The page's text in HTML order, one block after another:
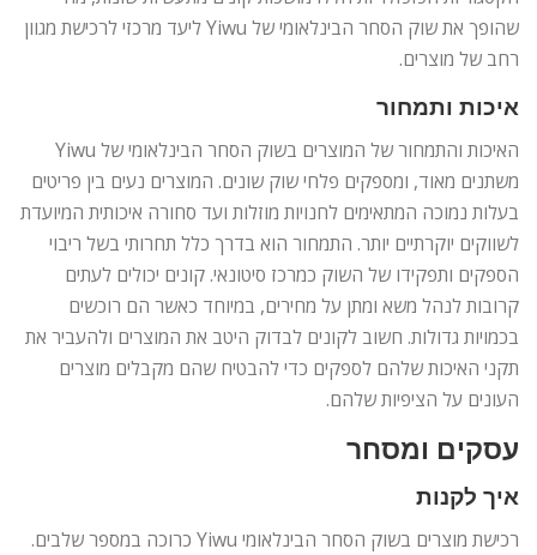
שהופך את שוק הסחר הבינלאומי של Yiwu ליעד מרכזי לרכישת מגוון
רחב של מוצרים.
איכות ותמחור
האיכות והתמחור של המוצרים בשוק הסחר הבינלאומי של Yiwu
משתנים מאוד, ומספקים פלחי שוק שונים. המוצרים נעים בין פריטים
בעלות נמוכה המתאימים לחנויות מוזלות ועד סחורה איכותית המיועדת
לשווקים יוקרתיים יותר. התמחור הוא בדרך כלל תחרותי בשל ריבוי
הספקים ותפקידו של השוק כמרכז סיטונאי. קונים יכולים לעתים
קרובות לנהל משא ומתן על מחירים, במיוחד כאשר הם רוכשים
בכמויות גדולות. חשוב לקונים לבדוק היטב את המוצרים ולהעביר את
תקני האיכות שלהם לספקים כדי להבטיח שהם מקבלים מוצרים
העונים על הציפיות שלהם.
עסקים ומסחר
איך לקנות
רכישת מוצרים בשוק הסחר הבינלאומי Yiwu כרוכה במספר שלבים.